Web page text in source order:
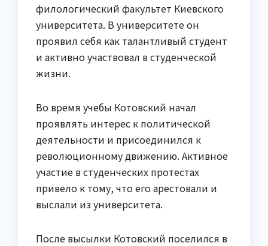
филологический факультет Киевского
университета. В университете он
проявил себя как талантливый студент
и активно участвовал в студенческой
жизни.
Во время учебы Котовский начал
проявлять интерес к политической
деятельности и присоединился к
революционному движению. Активное
участие в студенческих протестах
привело к тому, что его арестовали и
выслали из университета.
После высылки Котовский поселился в